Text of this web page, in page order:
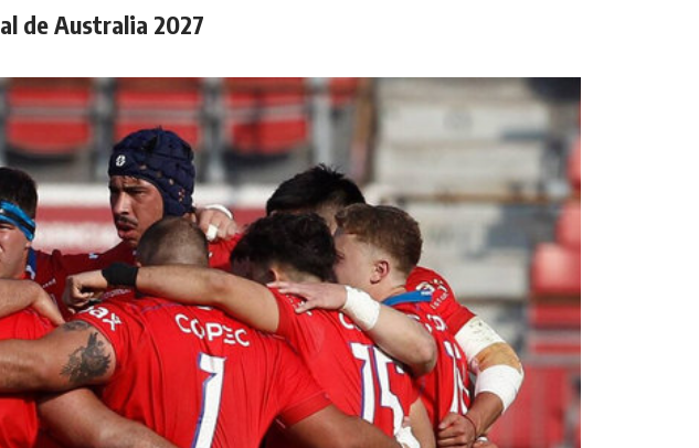
de Australia 2027